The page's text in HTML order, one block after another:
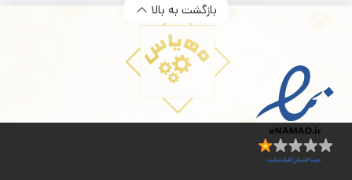
بازگشت به بالا